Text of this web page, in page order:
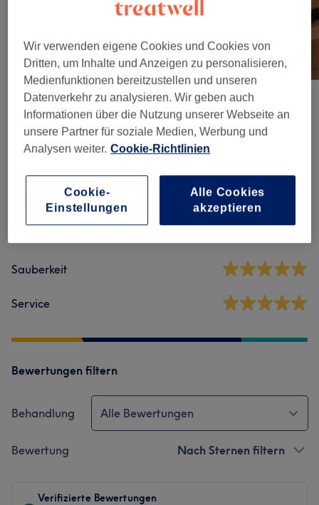
Salonbewertungen
5,0 29 Bewertungen
Sauberkeit
Service
Bewertungen filtern
Behandlung Alle Bewertungen
Bewertung Nach Sternen filtern
Verifizierte Bewertungen
Wir verwenden eigene Cookies und Cookies von
Dritten, um Inhalte und Anzeigen zu personalisieren,
Medienfunktionen bereitzustellen und unseren
Datenverkehr zu analysieren. Wir geben auch
Informationen über die Nutzung unserer Webseite an
unsere Partner für soziale Medien, Werbung und
Analysen weiter. Cookie-Richtlinien
Cookie-
Einstellungen
Alle Cookies
akzeptieren